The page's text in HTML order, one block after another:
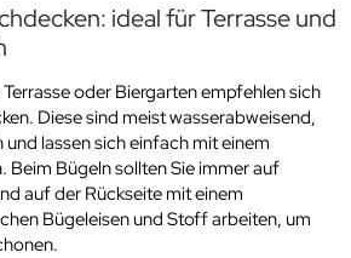
ideal für Terrasse und
oder Biergarten empfehlen sich
Diese sind meist wasserabweisend,
lassen sich einfach mit einem
Beim Bügeln sollten Sie immer auf
auf der Rückseite mit einem
Bügeleisen und Stoff arbeiten, um